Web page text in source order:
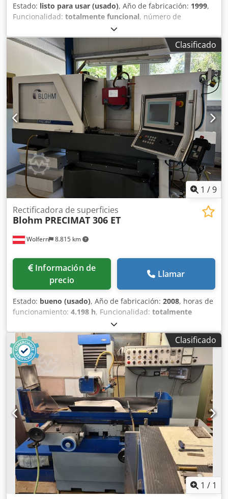
Estado: listo para usar (usado), Año de fabricación: 1999,
Funcionalidad: totalmente funcional, número de
, diámetro de disco rectificador:
400 mm, recorrido eje X:900 mm, recorrido del eje Y:550
mm, recorrido del eje Z: 360 mm, velocidad del husillo de
rectificado:3.400 rpm, DETALLES TÉCNICOS Recorrido eje
X: 900 mm Recorrido eje Y: 550 mm Recorrido eje Z: 360
mm Ancho de la mesa: 790 mm Profundidad de la mesa:
380 mm Csdpfsyuamxex Anusha Diámetro máx. de la
muela: 400 mm Velocidad máx. del husillo: 3.400 rpm
EQUIPAMIENTO Marcado CE Documentación
Clasificado
1 /9
Wolfern 8.815 km
Rectificadora de superficies
Blohm PRECIMAT 306 ET
Información de
precio
Llamar
Estado: bueno (usado), Año de fabricación: 2008, horas de
funcionamiento: 4.198 h, Funcionalidad: totalmente
, número de máquina/vehículo:
longitud de rectificado:600 mm, ancho de lijado:300 mm,
diámetro de disco rectificador:300 mm, distancia de la
mesa al centro del husillo:575 mm, ancho de disco
rectificador:
, peso total:3.000 kg, espacio
necesario altura:2.300 mm , espacio necesario longitud:
2.960 mm
, espacio necesario anchura: 3.200 mm,
Rectificadora plana de segunda mano Chedpfx Asy Ry
Dqjnuoa Estado muy cuidado
Clasificado
1 / 1